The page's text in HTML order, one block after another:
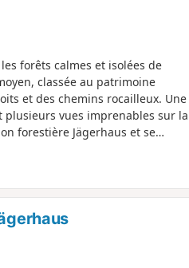
forêts calmes et isolées de
classée au patrimoine
et des chemins rocailleux. Une
vues imprenables sur la
forestière Jägerhaus et se